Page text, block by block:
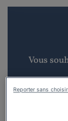
Vous
Reporter sans choisir